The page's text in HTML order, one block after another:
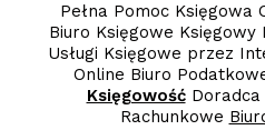
Pełna Pomoc Księgowa
Biuro Księgowe
Usługi Księgowe przez
Online Biuro
KsięgowośćDoradca
Rachunkowe